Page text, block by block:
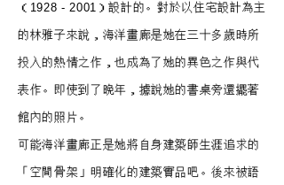
（1928 - 2001）設計的。對於以住宅設計為主
的林雅子來說，海洋畫廊是她在三十多歲時所
投入的熱情之作，也成為了她的異色之作與代
表作。即使到了晚年，據說她的書桌旁還擺著
館內的照片。
可能海洋畫廊正是她將自身建築師生涯追求的
「空間骨架」明確化的建築實品吧。後來被語